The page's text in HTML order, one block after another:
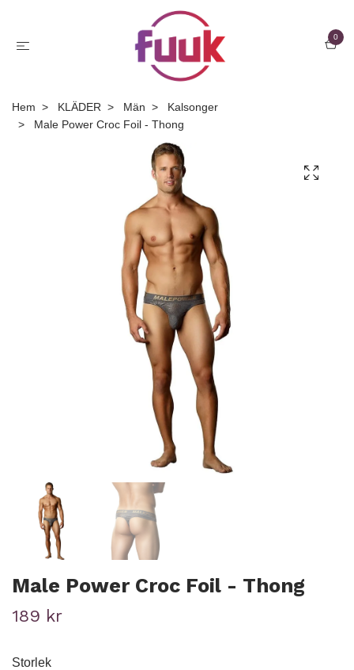
0
Hem KLÄDER Män
Kalsonger
Male Power Croc Foil - Thong
Male Power Croc Foil - Thong
189 kr
Storlek